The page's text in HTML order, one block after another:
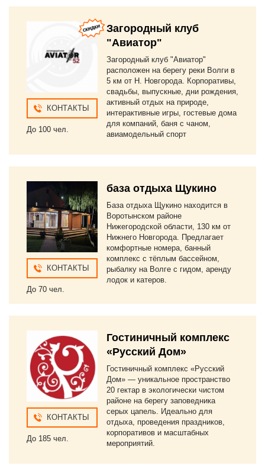
КОНТАКТЫ
До 100 чел.
Загородный клуб
"Авиатор"
Загородный клуб "Авиатор"
расположен на берегу реки Волги в
5 км от Н. Новгорода. Корпоративы,
свадьбы, выпускные, дни рождения,
активный отдых на природе,
интерактивные игры, гостевые дома
для компаний, баня с чаном,
авиамодельный спорт
КОНТАКТЫ
До 70 чел.
база отдыха Щукино
База отдыха Щукино находится в
Воротынском районе
Нижегородской области, 130 км от
Нижнего Новгорода. Предлагает
комфортные номера, банный
комплекс с тёплым бассейном,
рыбалку на Волге с гидом, аренду
лодок и катеров.
КОНТАКТЫ
До 185 чел.
Гостиничный комплекс
«Русский Дом»
Гостиничный комплекс «Русский
Дом» — уникальное пространство
20 гектар в экологически чистом
районе на берегу заповедника
серых цапель. Идеально для
отдыха, проведения праздников,
корпоративов и масштабных
мероприятий.